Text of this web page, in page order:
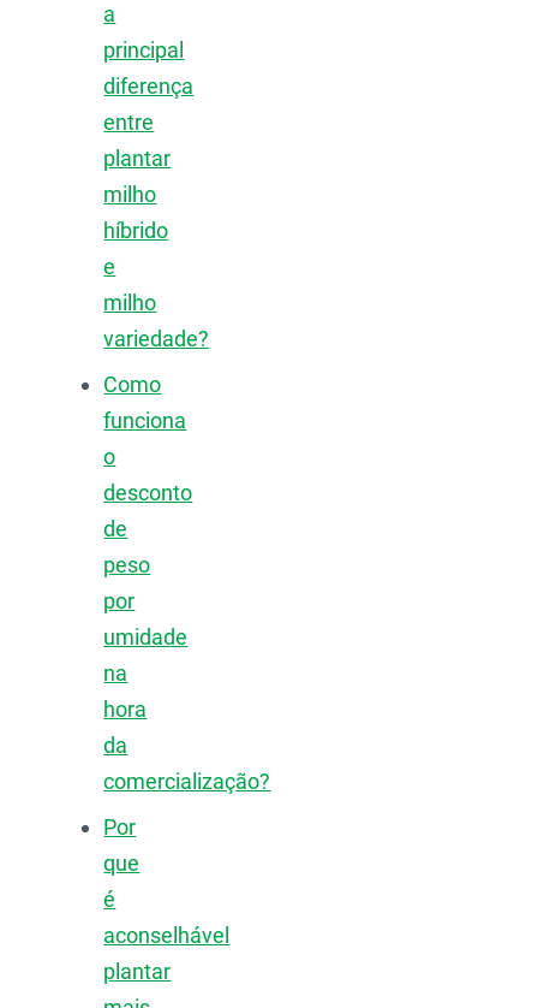
a
principal
diferença
entre
plantar
milho
híbrido
e
milho
variedade?
Como
funciona
o
desconto
de
peso
por
umidade
na
hora
da
comercialização?
Por
que
é
aconselhável
plantar